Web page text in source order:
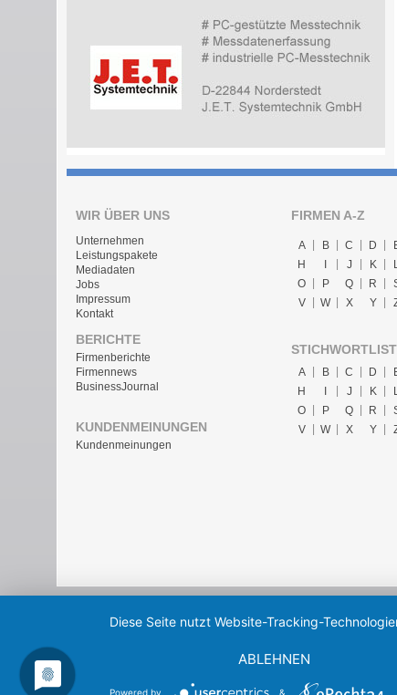
WIR ÜBER UNS
Unternehmen
Leistungspakete
Mediadaten
Jobs
Impressum
Kontakt
BERICHTE
Firmenberichte
Firmennews
BusinessJournal
KUNDENMEINUNGEN
Kundenmeinungen
FIRMEN A-Z
A B C D
H
J K
O
P Q R
V
W X Y
A B C D
H
I J K L
O
P Q R
V
W X Y
Diese Seite nutzt Website-Tracking-
ABLEHNEN
Powered by &